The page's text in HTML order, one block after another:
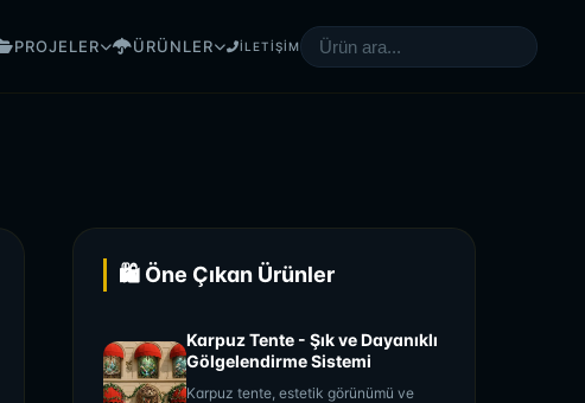
PROJELER ÜRÜNLER İLETİŞİM
🛍️ Öne Çıkan Ürünler
Karpuz Tente - Şık ve Dayanıklı
Gölgelendirme Sistemi
Karpuz tente, estetik görünümü ve